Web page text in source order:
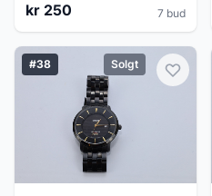
kr 250 7 bud
#38 Solgt